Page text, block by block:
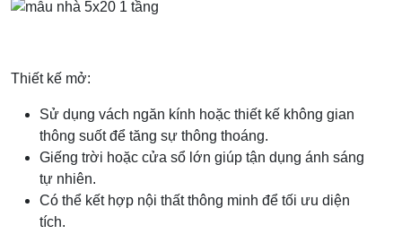
Thiết kế mở:
Sử dụng vách ngăn kính hoặc thiết kế không gian
thông suốt để tăng sự thông thoáng.
Giếng trời hoặc cửa sổ lớn giúp tận dụng ánh sáng
tự nhiên.
Có thể kết hợp nội thất thông minh để tối ưu diện
tích.